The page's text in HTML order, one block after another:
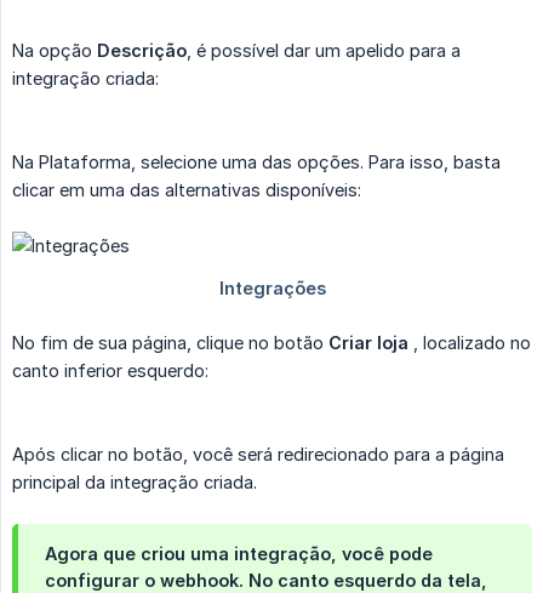
Na opção Descrição , é possível dar um apelido para a
integração criada:
Na Plataforma, selecione uma das opções. Para isso, basta
clicar em uma das alternativas disponíveis:
No fim de sua página, clique no botão Criar loja , localizado no
canto inferior esquerdo:
Após clicar no botão, você será redirecionado para a página
principal da integração criada.
Agora que criou uma integração, você pode
configurar o webhook. No canto esquerdo da tela,